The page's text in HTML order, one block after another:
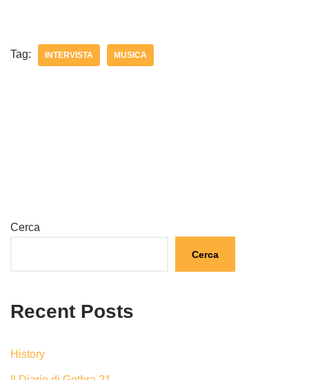
Tag: INTERVISTA MUSICA
Cerca
Cerca
Recent Posts
History